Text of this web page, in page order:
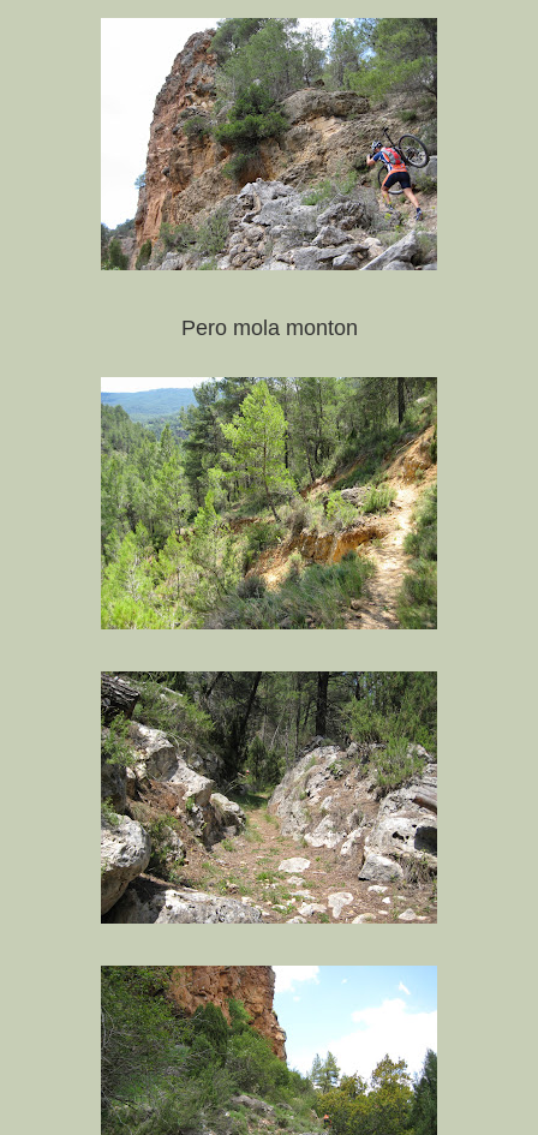
Pero mola monton